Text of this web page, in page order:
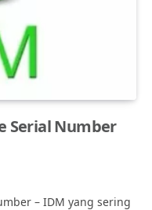
Serial Number
– IDM yang sering